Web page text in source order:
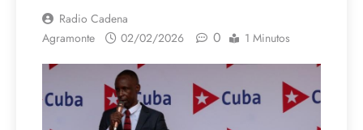
Radio Cadena
Agramonte
02/02/2026 0 1 Minutos